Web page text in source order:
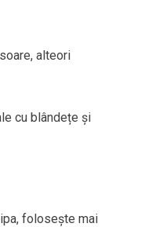
alteori
cu blândețe și
folosește mai